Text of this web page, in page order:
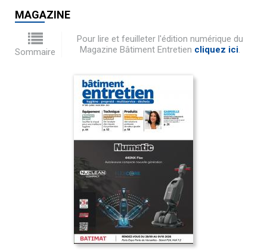
MAGAZINE
Sommaire
Pour lire et feuilleter l'édition numérique du
Magazine Bâtiment Entretien cliquez ici.